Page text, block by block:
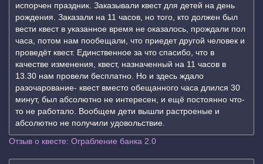
испорчен праздник. Заказывали квест для детей на день
рождения. Заказали на 11 часов, но того, кто должен был
вести квест в указанное время не оказалось, прождали пол
часа, потом нам пообещали, что приедет другой человек и
проведёт квест. Единственное за что спасибо, что в
качестве изменения, квест, назначенный на 11 часов в
13.30 нам провели бесплатно. Но и здесь ждало
разочарование- квест вместо обещанного часа длился 30
минут, был абсолютно не интересен, и ещё постоянно что-
то не работало. Вообщем дети вышли растроеные и
абсолютно не получили удовольствие.
Отзыв о квесте: Ограбление банка 2.0